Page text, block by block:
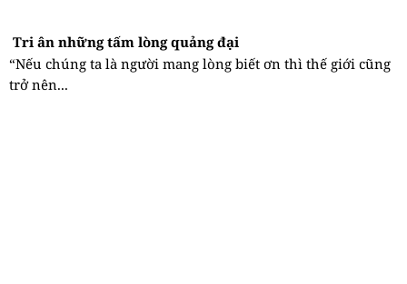
Tri ân những tấm lòng quảng đại
“Nếu chúng ta là người mang lòng biết ơn thì thế giới cũng
trở nên...